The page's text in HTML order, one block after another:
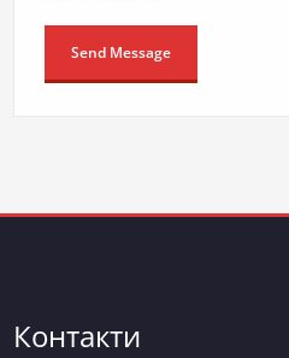
Контакти